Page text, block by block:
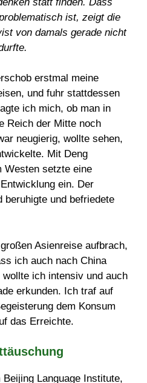
ist, zeigt die
von damals gerade nicht
erstmal meine
und fuhr stattdessen
ich mich, ob man in
Reich der Mitte noch
neugierig, wollte sehen,
Mit Deng
Westen setzte eine
ein. Der
beruhigte und befriedete
Asienreise aufbrach,
ich auch nach China
ich intensiv und auch
erkunden. Ich traf auf
dem Konsum
das Erreichte.
Language Institute,